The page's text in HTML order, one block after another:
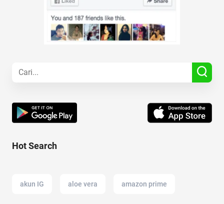
Hot Search
akun IG aloe vera amazon prime